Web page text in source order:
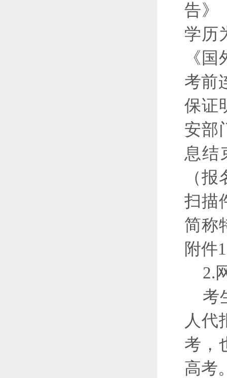
告》
学历
《
考前
保证
安部
息结
（
扫描
简称
附件
2.
考
人代
考，
高考